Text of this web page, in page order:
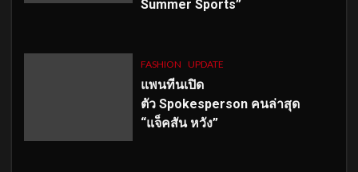
Summer Sports”
FASHION UPDATE
แพนทีนเปิด
ตัว Spokesperson คนล่าสุด
“แจ็คสัน หวัง”